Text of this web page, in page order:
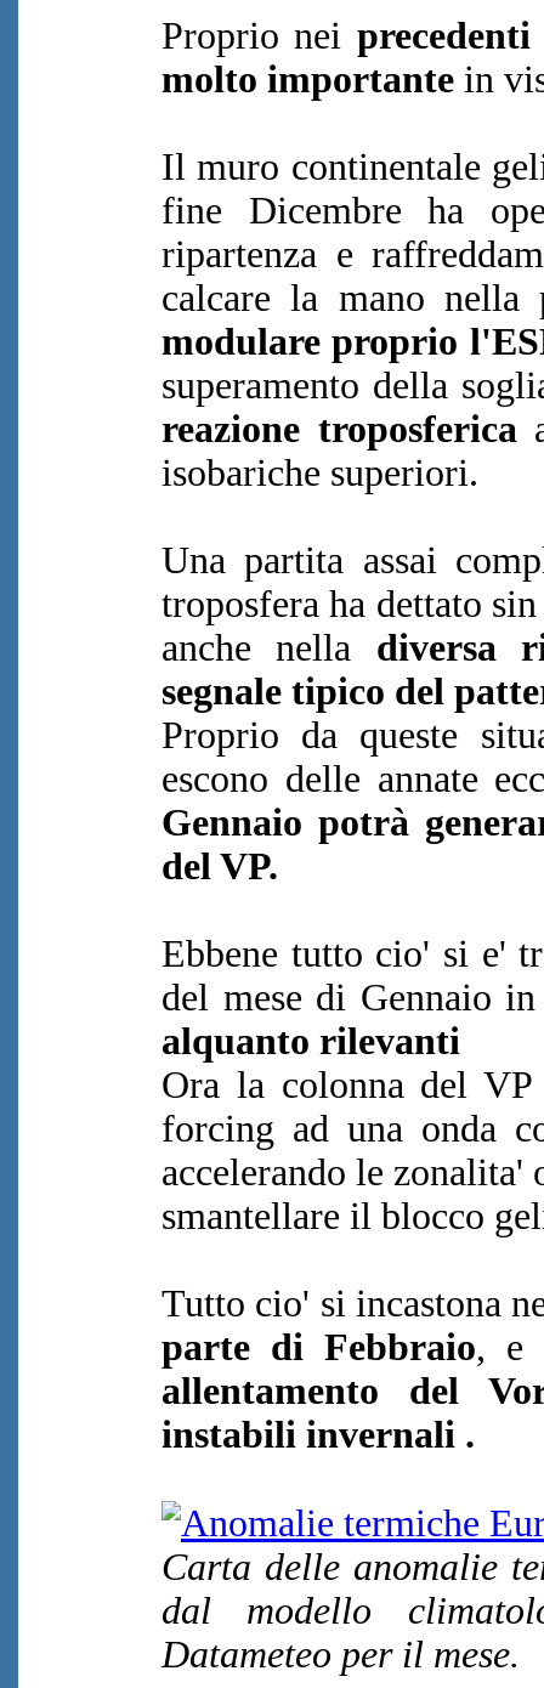
Proprio nei
molto importante in
Il muro continentale
fine Dicembre ha
ripartenza e
calcare la mano nella
modulare proprio
superamento della
reazione troposferica
isobariche superiori.
Una partita assai
troposfera ha dettato
anche nella diversa
segnale tipico del
Proprio da queste
escono delle annate
Gennaio potrà
del VP.
Ebbene tutto cio' si e'
del mese di Gennaio
alquanto rilevanti
Ora la colonna del VP
forcing ad una onda
accelerando le zonalita'
smantellare il blocco
Tutto cio' si incastona
parte di Febbraio, e
allentamento del
instabili invernali .
Carta delle anomalie
dal modello
Datameteo per il mese.